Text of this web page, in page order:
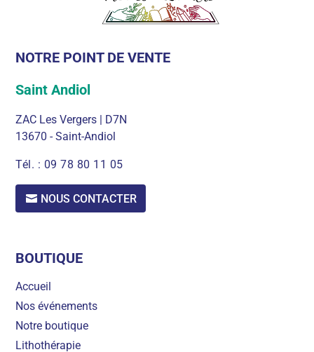
NOTRE POINT DE VENTE
Saint Andiol
ZAC Les Vergers | D7N
13670 - Saint-Andiol
Tél. : 09 78 80 11 05
NOUS CONTACTER
BOUTIQUE
Accueil
Nos événements
Notre boutique
Lithothérapie